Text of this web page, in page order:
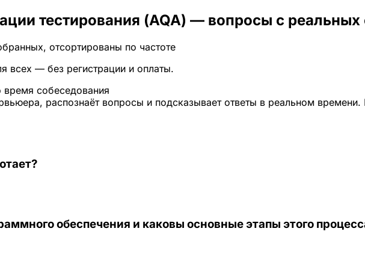
тестирования (AQA) — вопросы с реальных
отсортированы по частоте
всех — без регистрации и оплаты.
собеседования
распознаёт вопросы и подсказывает ответы в реальном
обеспечения и каковы основные этапы этого